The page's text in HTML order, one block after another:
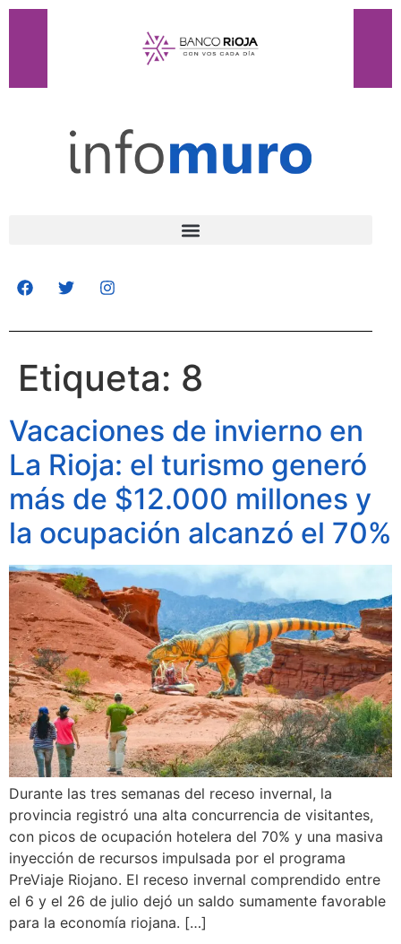
Etiqueta: 8
Vacaciones de invierno en
La Rioja: el turismo generó
más de $12.000 millones y
la ocupación alcanzó el 70%
Durante las tres semanas del receso invernal, la
provincia registró una alta concurrencia de visitantes,
con picos de ocupación hotelera del 70% y una masiva
inyección de recursos impulsada por el programa
PreViaje Riojano. El receso invernal comprendido entre
el 6 y el 26 de julio dejó un saldo sumamente favorable
para la economía riojana. […]